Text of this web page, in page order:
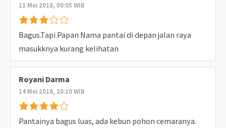
11 Mei 2018, 00:05 WIB
Bagus.Tapi Papan Nama pantai di depan jalan raya
masukknya kurang kelihatan
Royani Darma
14 Mei 2018, 20:10 WIB
Pantainya bagus luas, ada kebun pohon cemaranya.